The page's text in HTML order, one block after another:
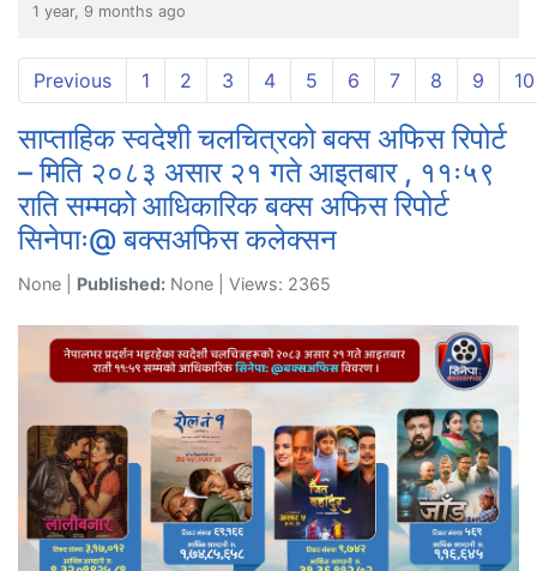
1 year, 9 months ago
Previous 1 2 3 4 5 6 7 8 9 10
साप्ताहिक स्वदेशी चलचित्रको बक्स अफिस रिपोर्ट
– मिति २०८३ असार २१ गते आइतबार , ११ः५९
राति सम्मको आधिकारिक बक्स अफिस रिपोर्ट
सिनेपाः@ बक्सअफिस कलेक्सन
None | Published: None | Views: 2365